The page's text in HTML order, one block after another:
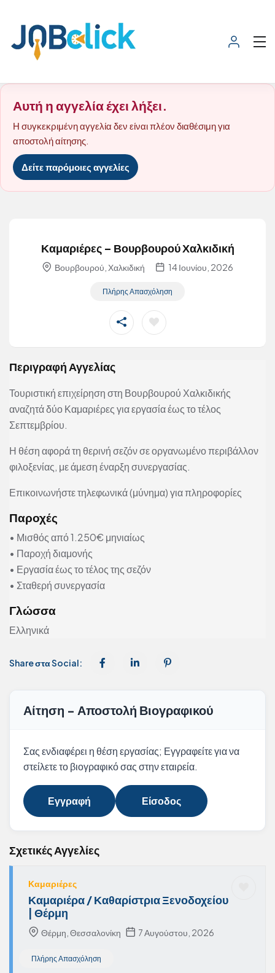
Αυτή η αγγελία έχει λήξει.
Η συγκεκριμένη αγγελία δεν είναι πλέον διαθέσιμη για
αποστολή αίτησης.
Δείτε παρόμοιες αγγελίες
Καμαριέρες – Βουρβουρού Χαλκιδική
Βουρβουρού, Χαλκιδική 14 Ιουνίου, 2026
Πλήρης Απασχόληση
Περιγραφή Αγγελίας
Τουριστική επιχείρηση στη Βουρβουρού Χαλκιδικής
αναζητά δύο Καμαριέρες για εργασία έως το τέλος
Σεπτεμβρίου.
Η θέση αφορά τη θερινή σεζόν σε οργανωμένο περιβάλλον
φιλοξενίας, με άμεση έναρξη συνεργασίας.
Επικοινωνήστε τηλεφωνικά (μύνημα) για πληροφορίες
Παροχές
• Μισθός από 1.250€ μηνιαίως
• Παροχή διαμονής
• Εργασία έως το τέλος της σεζόν
• Σταθερή συνεργασία
Γλώσσα
Ελληνικά
Share στα Social:
Αίτηση - Αποστολή Βιογραφικού
Σας ενδιαφέρει η θέση εργασίας; Εγγραφείτε για να
στείλετε το βιογραφικό σας στην εταιρεία.
Εγγραφή Είσοδος
Σχετικές Αγγελίες
Καμαριέρες
Καμαριέρα / Καθαρίστρια Ξενοδοχείου
| Θέρμη
Θέρμη, Θεσσαλονίκη 7 Αυγούστου, 2026
Πλήρης Απασχόληση